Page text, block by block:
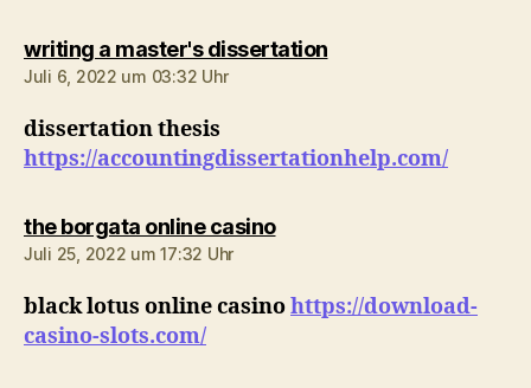
writing a master's dissertationsagt:
Juli 6, 2022 um 03:32 Uhr
dissertation thesis
https://accountingdissertationhelp.com/
the borgata online casinosagt:
Juli 25, 2022 um 17:32 Uhr
black lotus online casinohttps://download-
casino-slots.com/